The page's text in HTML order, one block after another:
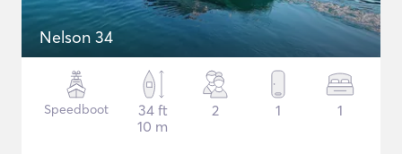
Nelson 34
Speedboot
34 ft
10 m
2 1 1